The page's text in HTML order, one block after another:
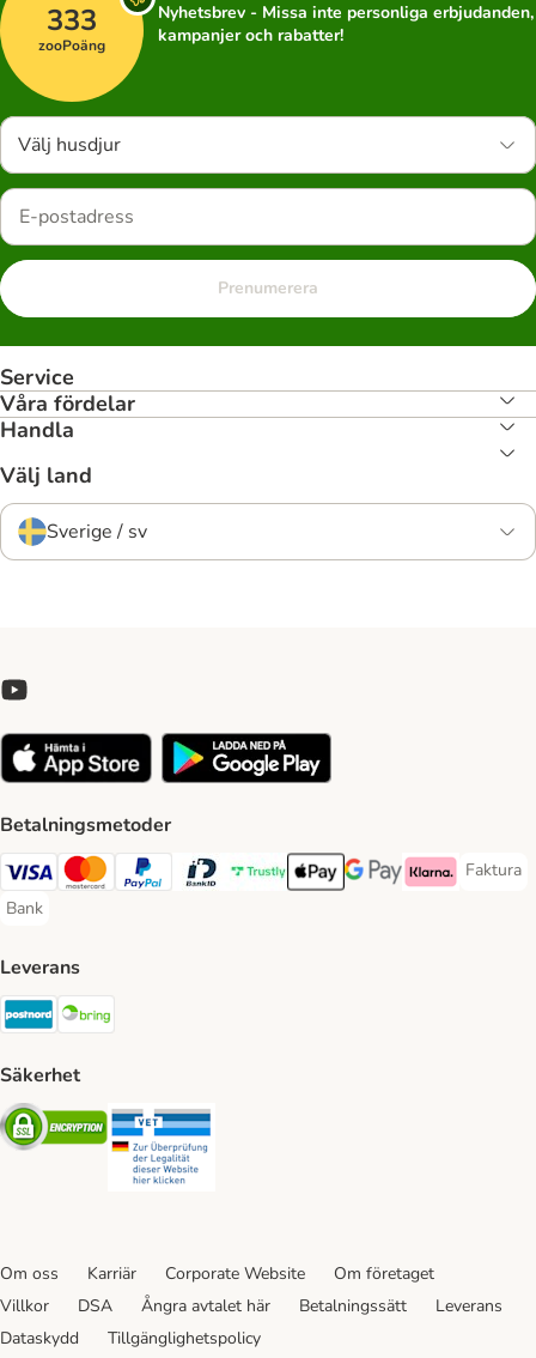
333
zooPoäng
Nyhetsbrev - Missa inte personliga erbjudanden,
kampanjer och rabatter!
Välj husdjur
Prenumerera
Service
Våra fördelar
Handla
Välj land
Sverige / sv
Betalningsmetoder
Visa Payment Method
Mastercard Payment Method
PayPal Payment Method
BankID Payment Method
Trustly Payment Method
Apple Pay Payment Method
Googple Pay Payment
Klarna Payment
Faktura
Faktura
Bank
Bank Payment Method
Leverans
Postnord Shipping Method
Säkerhet
Security
Om oss Karriär Corporate Website
Om företaget
Villkor
DSA Ångra avtalet här Betalningssätt
Leverans
Dataskydd
Tillgänglighetspolicy